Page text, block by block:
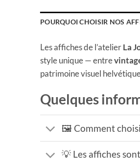
POURQUOI CHOISIR NOS
Les affiches de l’atelierLa
style unique — entre
patrimoine visuel
Quelques
🖼️ Comment
💡 Les affiches